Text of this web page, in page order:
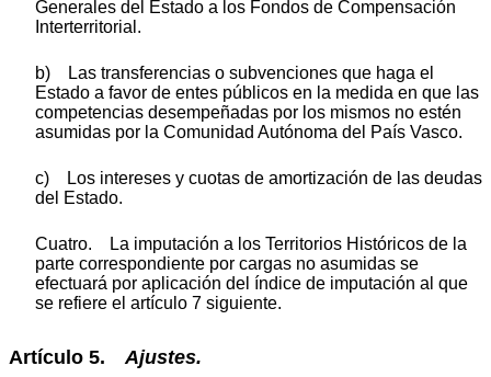
Generales del Estado a los Fondos de Compensación
Interterritorial.
b) Las transferencias o subvenciones que haga el
Estado a favor de entes públicos en la medida en que las
competencias desempeñadas por los mismos no estén
asumidas por la Comunidad Autónoma del País Vasco.
c) Los intereses y cuotas de amortización de las deudas
del Estado.
Cuatro. La imputación a los Territorios Históricos de la
parte correspondiente por cargas no asumidas se
efectuará por aplicación del índice de imputación al que
se refiere el artículo 7 siguiente.
Artículo 5. Ajustes.